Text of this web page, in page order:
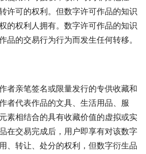
许可的权利。但数字许可作品的知识
的权利人拥有。数字许可作品的知识
品的交易行为行为而发生任何转移。
者亲笔签名或限量发行的专供收藏和
者代表作品的文具、生活用品、服
素相结合的具有收藏价值的虚拟或实
在交易完成后，用户即享有对该数字
、转让、处分的权利，但数字衍生品